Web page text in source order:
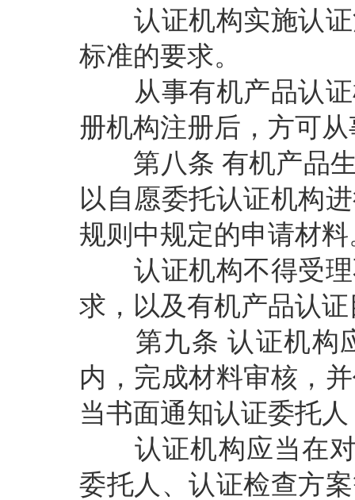
认证机构实施认证
标准的要求。
从事有机产品认证
册机构注册后，方可
第八条 有机产品
以自愿委托认证机构
规则中规定的申请材料
认证机构不得受理
求，以及有机产品认
第九条 认证机构
内，完成材料审核，
当书面通知认证委托
认证机构应当在对
委托人、认证检查方